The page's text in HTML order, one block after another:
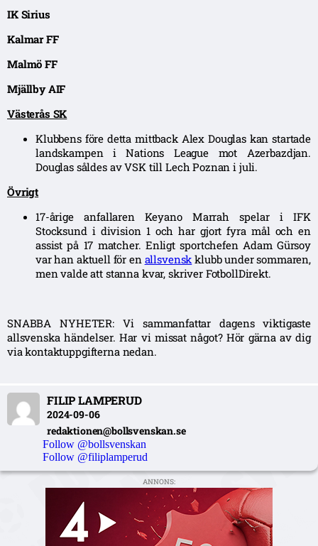
IK Sirius
Kalmar FF
Malmö FF
Mjällby AIF
Västerås SK
Klubbens före detta mittback Alex Douglas kan startade
landskampen i Nations League mot Azerbazdjan.
Douglas såldes av VSK till Lech Poznan i juli.
Övrigt
17-årige anfallaren Keyano Marrah spelar i IFK
Stocksund i division 1 och har gjort fyra mål och en
assist på 17 matcher. Enligt sportchefen Adam Gürsoy
var han aktuell för en allsvenskklubb under sommaren,
men valde att stanna kvar, skriver FotbollDirekt.
SNABBA NYHETER: Vi sammanfattar dagens viktigaste
allsvenska händelser. Har vi missat något? Hör gärna av dig
via kontaktuppgifterna nedan.
FILIP LAMPERUD
2024-09-06
redaktionen@bollsvenskan.se
Follow @bollsvenskan
Follow @filiplamperud
ANNONS: